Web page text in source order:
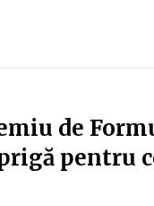
de
pentru